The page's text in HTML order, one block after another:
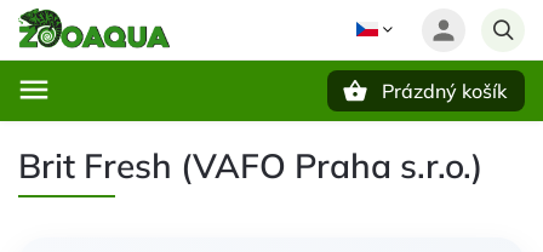
Prázdný košík
Brit Fresh (VAFO Praha s.r.o.)